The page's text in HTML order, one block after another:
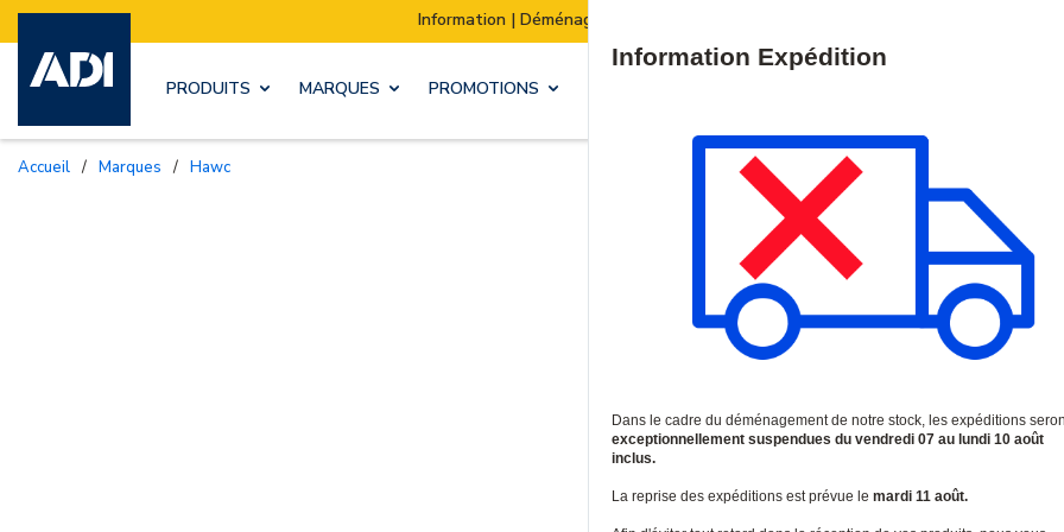
Information | Déménagement de notre stock : Les expéditions seront suspendues du 07 au 10 août
PRODUITS MARQUES PROMOTIONS
Accueil / Marques / Hawc